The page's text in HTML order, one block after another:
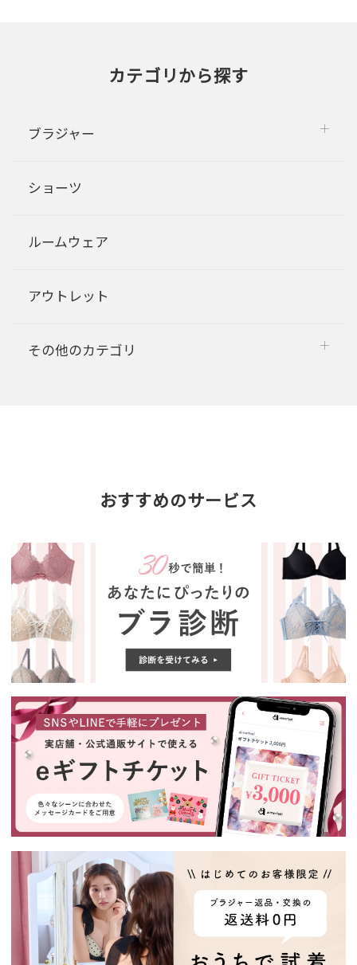
カテゴリから探す
ブラジャー
ショーツ
ルームウェア
アウトレット
その他のカテゴリ
おすすめのサービス